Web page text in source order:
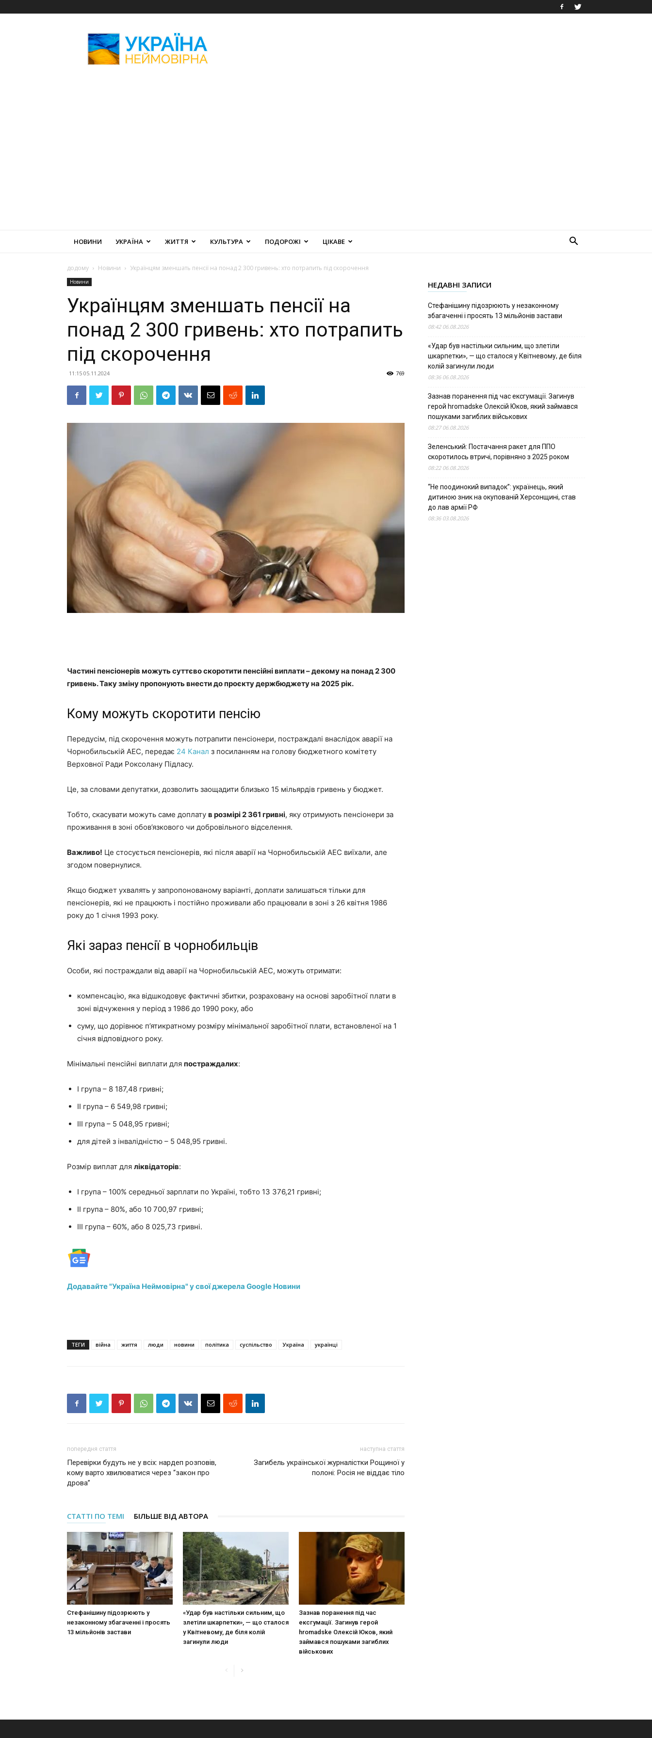
Неймовірна
НОВИНИ УКРАЇНА ЖИТТЯ КУЛЬТУРА ПОДОРОЖІ ЦІКАВЕ
додому Новини Українцям зменшать пенсії на понад 2 300 гривень: хто потрапить під скорочення
Новини
Українцям зменшать пенсії на
понад 2 300 гривень: хто потрапить
під скорочення
11:15 05.11.2024 769
Частині пенсіонерів можуть суттєво скоротити пенсійні виплати – декому на понад 2 300
гривень. Таку зміну пропонують внести до проєкту держбюджету на 2025 рік.
Кому можуть скоротити пенсію
Передусім, під скорочення можуть потрапити пенсіонери, постраждалі внаслідок аварії на
Чорнобильській АЕС, передає 24 Канал з посиланням на голову бюджетного комітету
Верховної Ради Роксолану Підласу.
Це, за словами депутатки, дозволить заощадити близько 15 мільярдів гривень у бюджет.
Тобто, скасувати можуть саме доплату в розмірі 2 361 гривні, яку отримують пенсіонери за
проживання в зоні обов’язкового чи добровільного відселення.
Важливо! Це стосується пенсіонерів, які після аварії на Чорнобильській АЕС виїхали, але
згодом повернулися.
Якщо бюджет ухвалять у запропонованому варіанті, доплати залишаться тільки для
пенсіонерів, які не працюють і постійно проживали або працювали в зоні з 26 квітня 1986
року до 1 січня 1993 року.
Які зараз пенсії в чорнобильців
Особи, які постраждали від аварії на Чорнобильській АЕС, можуть отримати:
компенсацію, яка відшкодовує фактичні збитки, розраховану на основі заробітної плати в
зоні відчуження у період з 1986 до 1990 року, або
суму, що дорівнює п’ятикратному розміру мінімальної заробітної плати, встановленої на 1
січня відповідного року.
Мінімальні пенсійні виплати для постраждалих:
I група – 8 187,48 гривні;
II група – 6 549,98 гривні;
III група – 5 048,95 гривні;
для дітей з інвалідністю – 5 048,95 гривні.
Розмір виплат для ліквідаторів:
I група – 100% середньої зарплати по Україні, тобто 13 376,21 гривні;
II група – 80%, або 10 700,97 гривні;
III група – 60%, або 8 025,73 гривні.
Додавайте "Україна Неймовірна" у свої джерела Google Новини
ТЕГИ війна життя люди новини політика суспільство Україна українці
попередня стаття
Перевірки будуть не у всіх: нардеп розповів,
кому варто хвилюватися через “закон про
дрова”
наступна стаття
Загибель української журналістки Рощиної у
полоні: Росія не віддає тіло
СТАТТІ ПО ТЕМІ БІЛЬШЕ ВІД АВТОРА
Стефанішину підозрюють у
незаконному збагаченні і просять
13 мільйонів застави
«Удар був настільки сильним, що
злетіли шкарпетки», — що сталося
у Квітневому, де біля колій
загинули люди
Зазнав поранення під час
ексгумації. Загинув герой
hromadske Олексій Юков, який
займався пошуками загиблих
військових
НЕДАВНІ ЗАПИСИ
Стефанішину підозрюють у незаконному
збагаченні і просять 13 мільйонів застави
08:42 06.08.2026
«Удар був настільки сильним, що злетіли
шкарпетки», — що сталося у Квітневому, де біля
колій загинули люди
08:36 06.08.2026
Зазнав поранення під час ексгумації. Загинув
герой hromadske Олексій Юков, який займався
пошуками загиблих військових
08:27 06.08.2026
Зеленський: Постачання ракет для ППО
скоротилось втричі, порівняно з 2025 роком
08:22 06.08.2026
“Не поодинокий випадок”: українець, який
дитиною зник на окупованій Херсонщині, став
до лав армії РФ
08:36 03.08.2026